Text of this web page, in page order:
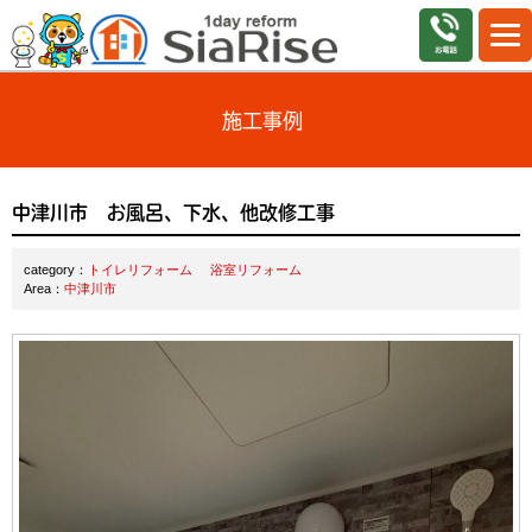
施工事例
中津川市 お風呂、下水、他改修工事
category： トイレリフォーム
浴室リフォーム
Area： 中津川市